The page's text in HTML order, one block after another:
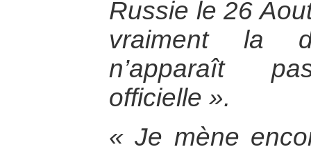
Russie le 26
vraiment la
n’apparaît
officielle ».
« Je mène